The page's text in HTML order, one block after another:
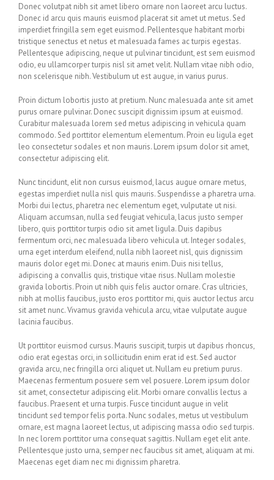
Donec volutpat nibh sit amet libero ornare non laoreet arcu luctus.
Donec id arcu quis mauris euismod placerat sit amet ut metus. Sed
imperdiet fringilla sem eget euismod. Pellentesque habitant morbi
tristique senectus et netus et malesuada fames ac turpis egestas.
Pellentesque adipiscing, neque ut pulvinar tincidunt, est sem euismod
odio, eu ullamcorper turpis nisl sit amet velit. Nullam vitae nibh odio,
non scelerisque nibh. Vestibulum ut est augue, in varius purus.
Proin dictum lobortis justo at pretium. Nunc malesuada ante sit amet
purus ornare pulvinar. Donec suscipit dignissim ipsum at euismod.
Curabitur malesuada lorem sed metus adipiscing in vehicula quam
commodo. Sed porttitor elementum elementum. Proin eu ligula eget
leo consectetur sodales et non mauris. Lorem ipsum dolor sit amet,
consectetur adipiscing elit.
Nunc tincidunt, elit non cursus euismod, lacus augue ornare metus,
egestas imperdiet nulla nisl quis mauris. Suspendisse a pharetra urna.
Morbi dui lectus, pharetra nec elementum eget, vulputate ut nisi.
Aliquam accumsan, nulla sed feugiat vehicula, lacus justo semper
libero, quis porttitor turpis odio sit amet ligula. Duis dapibus
fermentum orci, nec malesuada libero vehicula ut. Integer sodales,
urna eget interdum eleifend, nulla nibh laoreet nisl, quis dignissim
mauris dolor eget mi. Donec at mauris enim. Duis nisi tellus,
adipiscing a convallis quis, tristique vitae risus. Nullam molestie
gravida lobortis. Proin ut nibh quis felis auctor ornare. Cras ultricies,
nibh at mollis faucibus, justo eros porttitor mi, quis auctor lectus arcu
sit amet nunc. Vivamus gravida vehicula arcu, vitae vulputate augue
lacinia faucibus.
Ut porttitor euismod cursus. Mauris suscipit, turpis ut dapibus rhoncus,
odio erat egestas orci, in sollicitudin enim erat id est. Sed auctor
gravida arcu, nec fringilla orci aliquet ut. Nullam eu pretium purus.
Maecenas fermentum posuere sem vel posuere. Lorem ipsum dolor
sit amet, consectetur adipiscing elit. Morbi ornare convallis lectus a
faucibus. Praesent et urna turpis. Fusce tincidunt augue in velit
tincidunt sed tempor felis porta. Nunc sodales, metus ut vestibulum
ornare, est magna laoreet lectus, ut adipiscing massa odio sed turpis.
In nec lorem porttitor urna consequat sagittis. Nullam eget elit ante.
Pellentesque justo urna, semper nec faucibus sit amet, aliquam at mi.
Maecenas eget diam nec mi dignissim pharetra.